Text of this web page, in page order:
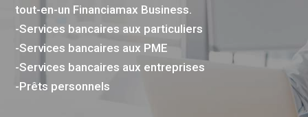
tout-en-un Financiamax Business.
-Services bancaires aux particuliers
-Services bancaires aux PME
-Services bancaires aux entreprises
-Prêts personnels